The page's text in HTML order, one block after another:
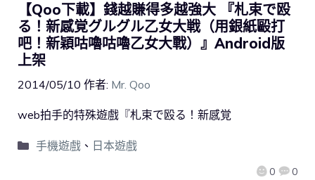
【Qoo下載】錢越賺得多越強大 『札束で殴
る！新感覚グルグル乙女大戦（用銀紙毆打
吧！新穎咕嚕咕嚕乙女大戰）』Android版
上架
2014/05/10 作者: Mr. Qoo
0 0
web拍手的特殊遊戲『札束で殴る！新感覚
手機遊戲、 日本遊戲